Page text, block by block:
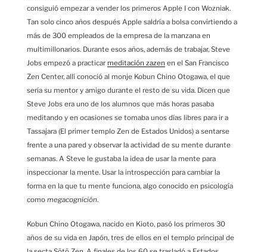
consiguió empezar a vender los primeros Apple I con Wozniak.
Tan solo cinco años después Apple saldría a bolsa convirtiendo a
más de 300 empleados de la empresa de la manzana en
multimillonarios. Durante esos años, además de trabajar, Steve
Jobs empezó a practicar meditación zazen en el San Francisco
Zen Center, allí conoció al monje Kobun Chino Otogawa, el que
sería su mentor y amigo durante el resto de su vida. Dicen que
Steve Jobs era uno de los alumnos que más horas pasaba
meditando y en ocasiones se tomaba unos días libres para ir a
Tassajara (El primer templo Zen de Estados Unidos) a sentarse
frente a una pared y observar la actividad de su mente durante
semanas. A Steve le gustaba la idea de usar la mente para
inspeccionar la mente. Usar la introspección para cambiar la
forma en la que tu mente funciona, algo conocido en psicología
como megacognición.
Kobun Chino Otogawa, nacido en Kioto, pasó los primeros 30
años de su vida en Japón, tres de ellos en el templo principal de